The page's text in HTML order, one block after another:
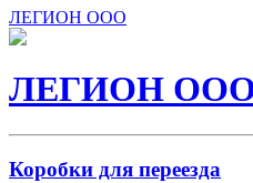
ЛЕГИОН ООО
ЛЕГИОН
Коробки для переезда